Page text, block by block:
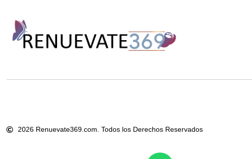
2026 Renuevate369.com. Todos los Derechos Reservados